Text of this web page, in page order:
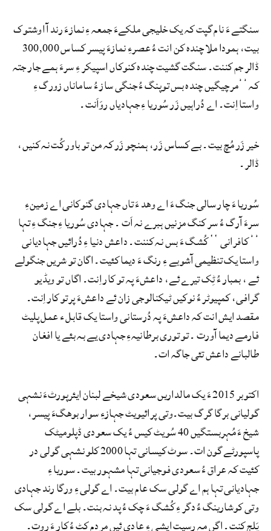
سنگتے ءَ نام گپت کہ یک خلیجی ملکےءَ جمعہ ءِ نمازءَ رند آ اوشتوک
بیت، ہمودا ملا چندہ کن انت ءُ عصرءِ نمازءَ پیسر کساس 300,000
ڈالر جم کننت۔ سنگت گشیت چندہ کنوکاں اسپیکر ءِ سرءَ ہمے جار جتہ
کہ ’’مرچیگیں چندہ بس توپنگ ءُ جنگی ساز ءُ ساماناں زورگ ءِ
واستا اِنت۔ اے دُراہیں زَر سُوریا ءِ جہادیاں روَاَنت۔
خیر زَر مُچ بیت۔ بے کساس زَر، ہمنچو زَر کہ من تو باور کُت نہ کنیں،
ڈالر۔
سُوریا ءَ چار سالی جنگ ءَ اے وھد ءَ تاں جہادی گنوکانی اے زمینءِ
سرءَ آرگ ءُ سر کنگ مزنیں ہبرے نہ اَت ۔ جہادی سُوریا ءِ جنگ ءِ تہا
’’ کافرانی ‘‘ کُشگ ءَ بس نہ کننت۔ داعش دنیا ءِ دُرائیں جہادیانی
واستا یک تنظیمی آشوبے ءِ رنگ ءَ دیما کئیت۔ اگان تو شریں جنگولے
ئے ، بمبار ءُ ٹِک تیرے ئے، داعشءَ پہ تو کار اِنت۔ اگاں تو ویڈیو
گرافی، کمپیوٹر ءُ نوکیں ٹیکنالوجی زان ئے داعشءَ پرتو کار اِنت۔
مقصد ایش انت کہ داعشءَ پہ دُرستانی واستا یک قابل ء عمل پلیٹ
فارمے دیما آورت ۔ تو توری برطانیہءِ جہادی یے بہ بئے یا افغان
طالبانے داعش تئی جاگہ ات۔
اکتوبر 2015 ءَ یک مالداریں سعودی شیخے لبنان ایئرپورٹءَ نشہی
گولیانی برگا گرگ بیت۔وتی پرائیویٹ جہازءِ سوار بوھگءَ پیسر،
شیخ ءَ مُہربستگیں 40 سُویٹ کیس ءُ یک سعودی ڈپلومیٹک
پاسپورٹے گون ات۔ سوٹ کیسانی تہا 2000 کلو نشہی گولی در
کئیت کہ عراق ءُ سعودی فوجیانی تہا مشہور بیت۔ سوریا ءِ
جہادیانی تہا ہم اے گولی سک عام بیت۔ اے گولی ءِ ورگا رند جہادی
وتی کوشارینگ ءُ دگر ءِ کُشگ ءَ چک ءُ پد نہ بنت۔ بلے اے گولی سک
پَلج کنت۔ اگں مہ رسیت ایشی ءِ عادی ئیں مردم کٹ ءُ کار ءَ روت۔